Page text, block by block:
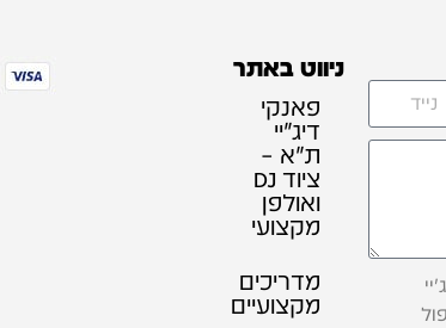
ניווט באתר
פאנקי
דיג׳יי
ת"א –
ציוד DJ
ואולפן
מקצועי
מדריכים
מקצועיים